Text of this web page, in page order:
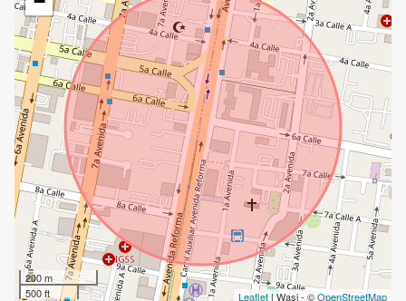
200 m
500 ft
Leaflet | Wasi - ©OpenStreetMap